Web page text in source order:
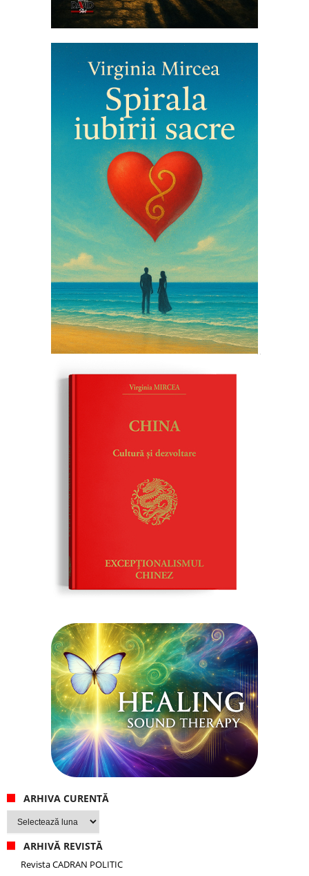
ARHIVA CURENTĂ
Arhiva
curentă
ARHIVĂ REVISTĂ
Revista CADRAN POLITIC